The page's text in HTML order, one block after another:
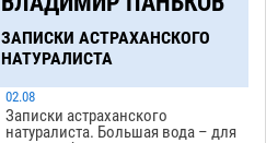
ЗАПИСКИ АСТРАХАНСКОГО
НАТУРАЛИСТА
02.08
Записки астраханского
натуралиста. Большая вода – для